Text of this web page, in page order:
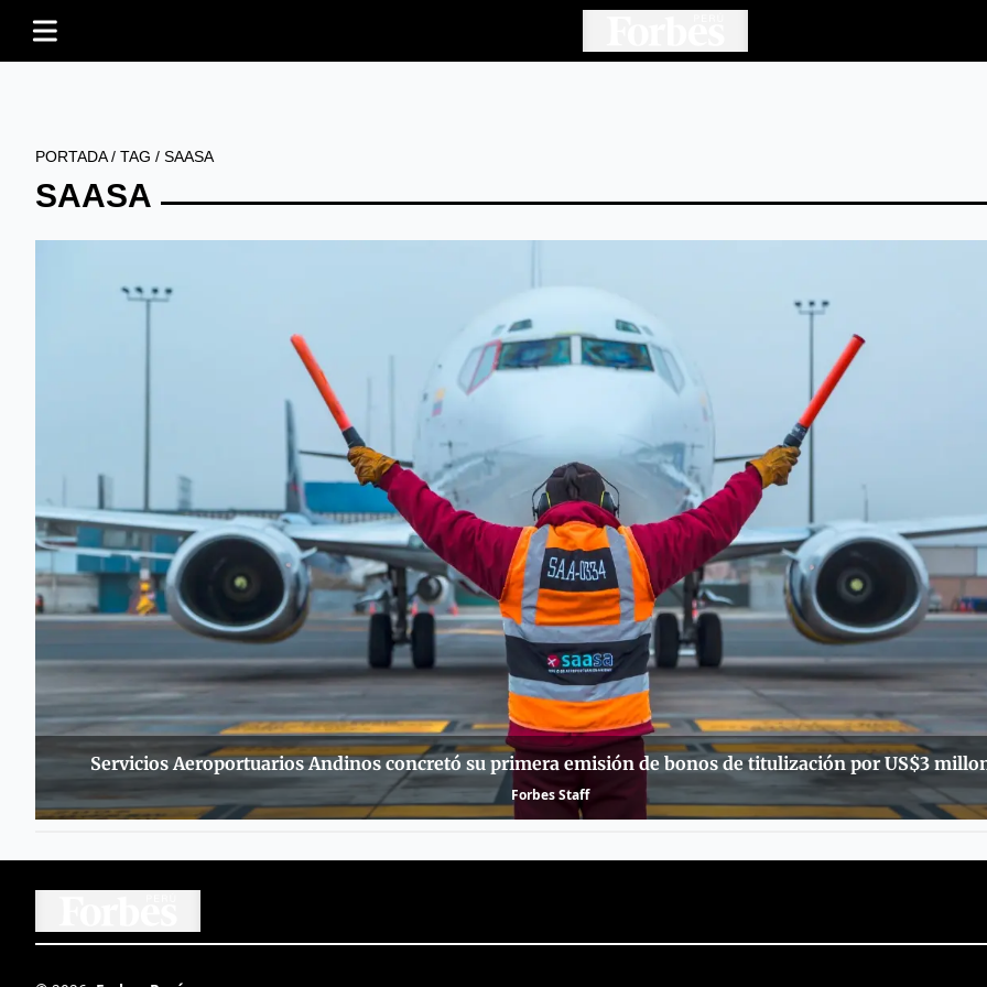
PORTADA/ TAG / SAASA
SAASA
Servicios Aeroportuarios Andinos concretó su primera emisión de bonos de titulización por US$3
Forbes Staff